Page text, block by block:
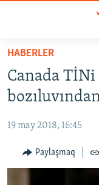
Esas
qaytmaq
Baş
qaytmaq
qaytmaq
HABERLER
SİYASET
CEMİYET
MEDENİYET
HABERLER
Canada TİNi
19 may 2018, 16:45
Paylaşmaq